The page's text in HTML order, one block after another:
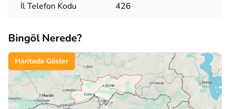
İl Telefon Kodu
426
Bingöl Nerede?
Haritada Göster